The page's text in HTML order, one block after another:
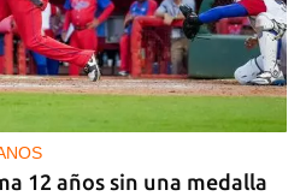
convocar a los
medidas" contra las
12 años sin una medalla